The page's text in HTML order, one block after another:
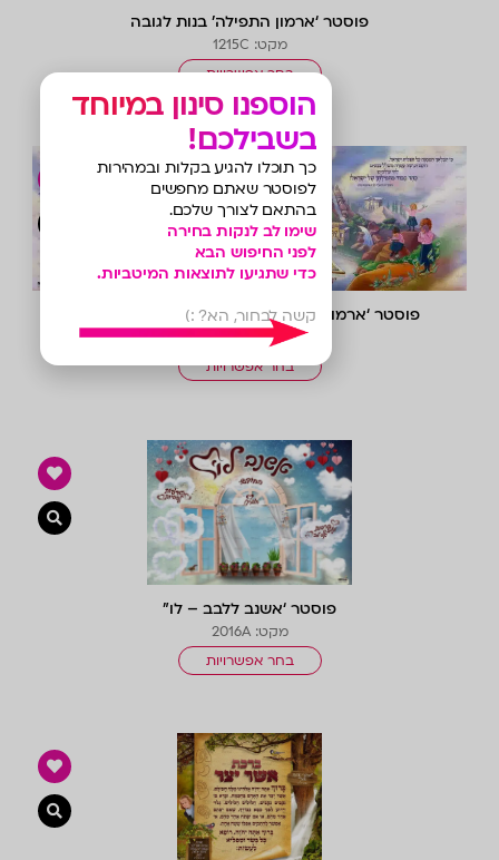
פוסטר ‘ארמון התפילה’ בנות לגובה
מקט: 1215C
בחר אפשרויות
פוסטר ‘ארמון התפילה’ בנות תלבושת ורודה תכלת
מקט: 1215A
בחר אפשרויות
פוסטר ‘אשנב ללבב – לו”
מקט: 2016A
בחר אפשרויות
הוספנו סינון במיוחד
בשבילכם!
כך תוכלו להגיע בקלות ובמהירות
לפוסטר שאתם מחפשים
בהתאם לצורך שלכם.
שימו לב לנקות בחירה
לפני החיפוש הבא
כדי שתגיעו לתוצאות המיטביות.
קשה לבחור, הא? :)